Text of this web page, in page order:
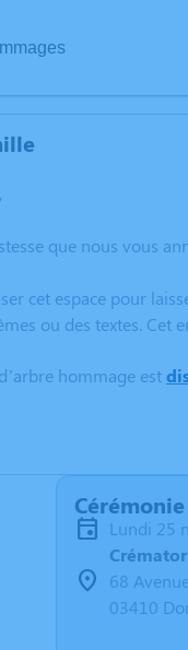
que nous vous
cet espace pour
ou des textes.
hommage est
lundi 25
68
03410